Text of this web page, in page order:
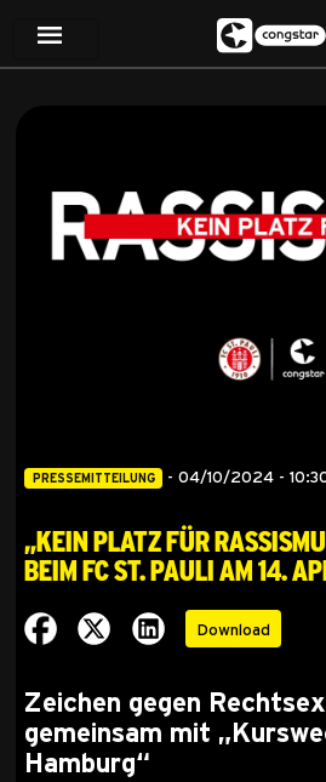
PRESSEMITTEILUNG -04/10/2024 -
„Kein Platz für
beim FC St. Pauli am 14.
Download
Zeichen gegen
gemeinsam mit
Hamburg“